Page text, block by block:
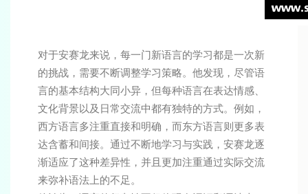
对于安赛龙来说，每一门新语言的学习都是一次新
的挑战，需要不断调整学习策略。他发现，尽管语
言的基本结构大同小异，但每种语言在表达情感、
文化背景以及日常交流中都有独特的方式。例如，
西方语言多注重直接和明确，而东方语言则更多表
达含蓄和间接。通过不断地学习与实践，安赛龙逐
渐适应了这种差异性，并且更加注重通过实际交流
来弥补语法上的不足。